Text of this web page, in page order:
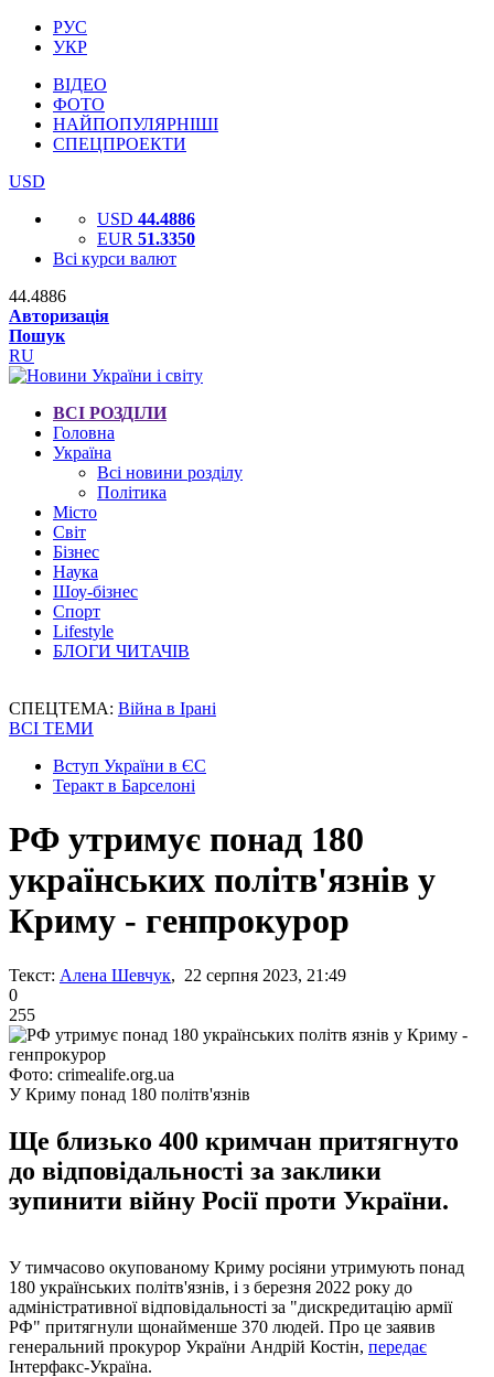
РУС
УКР
ВІДЕО
ФОТО
НАЙПОПУЛЯРНІШІ
СПЕЦПРОЕКТИ
USD
USD 44.4886
EUR 51.3350
Всі курси валют
44.4886
Авторизація
Пошук
RU
ВСІ РОЗДІЛИ
Головна
Україна
Всі новини розділу
Політика
Місто
Світ
Бізнес
Наука
Шоу-бізнес
Спорт
Lifestyle
БЛОГИ ЧИТАЧІВ
СПЕЦТЕМА: Війна в Ірані
ВСІ ТЕМИ
Вступ України в ЄС
Теракт в Барселоні
РФ утримує понад 180
українських політв'язнів у
Криму - генпрокурор
Текст: Алена Шевчук, 22 серпня 2023, 21:49
0
255
Фото: crimealife.org.ua
У Криму понад 180 політв'язнів
Ще близько 400 кримчан притягнуто
до відповідальності за заклики
зупинити війну Росії проти України.
У тимчасово окупованому Криму росіяни утримують понад
180 українських політв'язнів, і з березня 2022 року до
адміністративної відповідальності за "дискредитацію армії
РФ" притягнули щонайменше 370 людей. Про це заявив
генеральний прокурор України Андрій Костін, передає
Інтерфакс-Україна.